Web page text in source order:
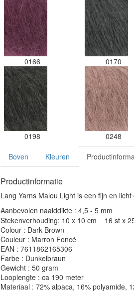
0166 0170
0198 0248
Boven Kleuren
Productinformatie
Lang Yarns Malou Light is een fijn en
Aanbevolen naalddikte : 4,5 - 5 mm
Stekenverhouding: 10 x 10 cm = 16 st x
Colour : Dark Brown
Couleur : Marron Foncé
EAN : 7611862165306
Farbe : Dunkelbraun
Gewicht : 50 gram
Looplengte : ca 190 meter
Materiaal : 72% alpaca, 16% polyamide,